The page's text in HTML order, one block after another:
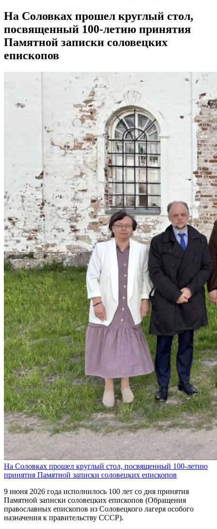
На Соловках прошел круглый стол,
посвященный 100-летию принятия
Памятной записки соловецких
епископов
На Соловках прошел круглый стол, посвященный 100-летию
принятия Памятной записки соловецких епископов
9 июня 2026 года исполнилось 100 лет со дня принятия
Памятной записки соловецких епископов (Обращения
православных епископов из Соловецкого лагеря особого
назначения к правительству СССР).